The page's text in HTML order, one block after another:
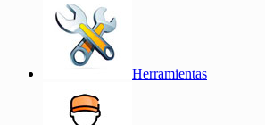
Herramientas